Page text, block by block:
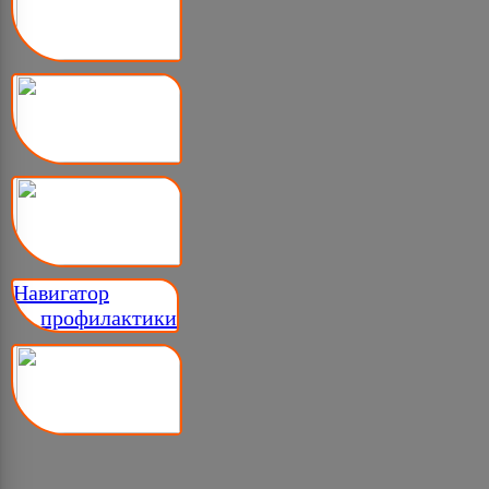
Навигатор
__ профилактики